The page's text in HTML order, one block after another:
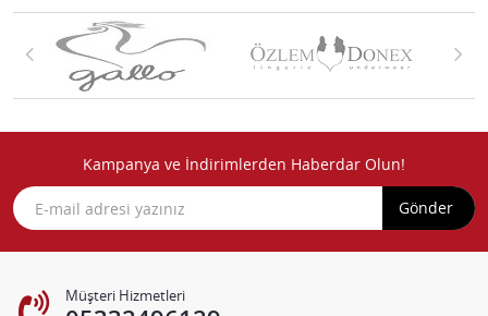
Kampanya ve İndirimlerden Haberdar Olun!
Gönder
Müşteri Hizmetleri